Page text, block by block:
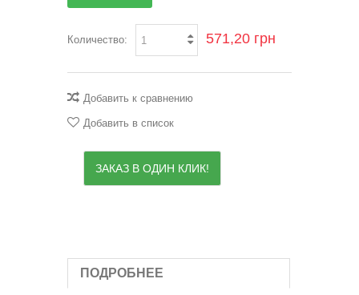
Количество: 571,20 грн
Добавить к сравнению
Добавить в список
ЗАКАЗ В ОДИН КЛИК!
ПОДРОБНЕЕ